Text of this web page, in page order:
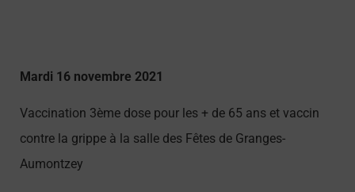
Mardi 16 novembre 2021
Vaccination 3ème dose pour les + de 65 ans et vaccin
contre la grippe à la salle des Fêtes de Granges-
Aumontzey